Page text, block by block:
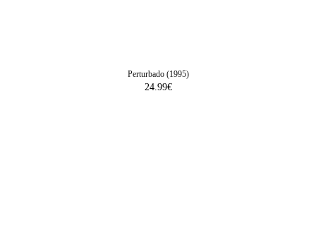
Perturbado (1995)
24.99€